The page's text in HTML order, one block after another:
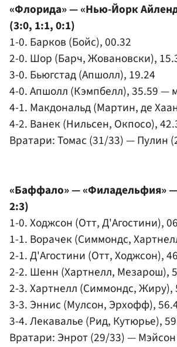
«Флорида» — «Нью-Йорк
(3:0, 1:1, 0:1)
1-0. Барков (Бойс), 00.32
2-0. Шор (Барч, Жовановски),
3-0. Бьюгстад (Апшолл), 19.24
4-0. Апшолл (Кэмпбелл), 35.59 —
4-1. Макдональд (Мартин, де
4-2. Ванек (Нильсен, Окпосо),
Вратари: Томас (31/33) — Пулин
«Баффало» — «Филадельфия»
2:3)
1-0. Ходжсон (Отт, Д'Агостини),
1-1. Ворачек (Симмондс,
2-1. Д'Агостини (Отт, Ходжсон),
2-2. Шенн (Хартнелл, Мезарош),
2-3. Хартнелл (Симмондс, Жиру),
3-3. Эннис (Мулсон, Эрхофф),
3-4. Лекавалье (Рид, Кутюрье),
Вратари: Энрот (29/33) —